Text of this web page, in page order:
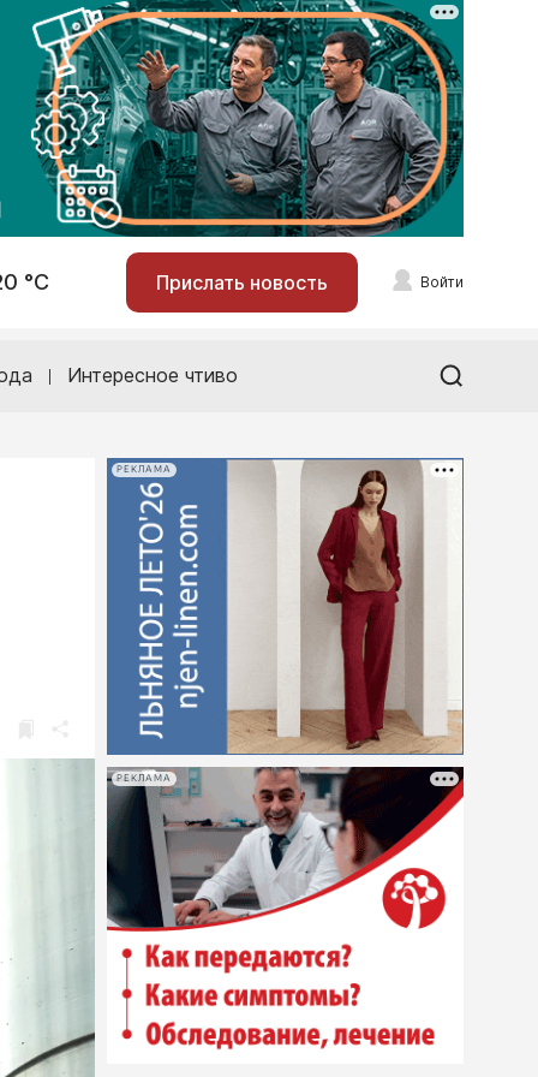
°С Прислать новость Войти
Интересное чтиво
РЕКЛАМА
РЕКЛАМА